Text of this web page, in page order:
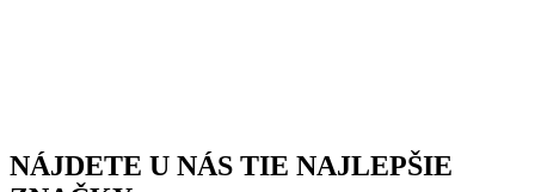
NÁJDETE U NÁS TIE NAJLEPŠIE